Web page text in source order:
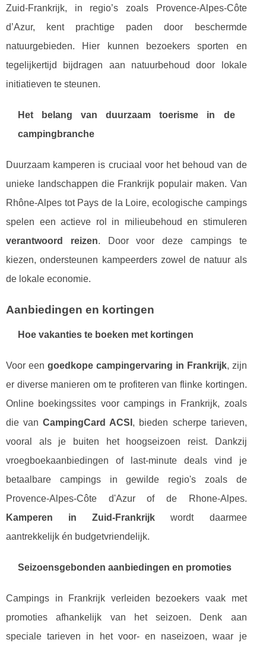
Zuid-Frankrijk, in regio’s zoals Provence-Alpes-Côte
d’Azur, kent prachtige paden door beschermde
natuurgebieden. Hier kunnen bezoekers sporten en
tegelijkertijd bijdragen aan natuurbehoud door lokale
initiatieven te steunen.
Het belang van duurzaam toerisme in de
campingbranche
Duurzaam kamperen is cruciaal voor het behoud van de
unieke landschappen die Frankrijk populair maken. Van
Rhône-Alpes tot Pays de la Loire, ecologische campings
spelen een actieve rol in milieubehoud en stimuleren
verantwoord reizen. Door voor deze campings te
kiezen, ondersteunen kampeerders zowel de natuur als
de lokale economie.
Aanbiedingen en kortingen
Hoe vakanties te boeken met kortingen
Voor een goedkope campingervaring in Frankrijk, zijn
er diverse manieren om te profiteren van flinke kortingen.
Online boekingssites voor campings in Frankrijk, zoals
die vanCampingCard ACSI , bieden scherpe tarieven,
vooral als je buiten het hoogseizoen reist. Dankzij
vroegboekaanbiedingen of last-minute deals vind je
betaalbare campings in gewilde regio's zoals de
Provence-Alpes-Côte d'Azur of de Rhone-Alpes.
Kamperen in Zuid-Frankrijk wordt daarmee
aantrekkelijk én budgetvriendelijk.
Seizoensgebonden aanbiedingen en promoties
Campings in Frankrijk verleiden bezoekers vaak met
promoties afhankelijk van het seizoen. Denk aan
speciale tarieven in het voor- en naseizoen, waar je